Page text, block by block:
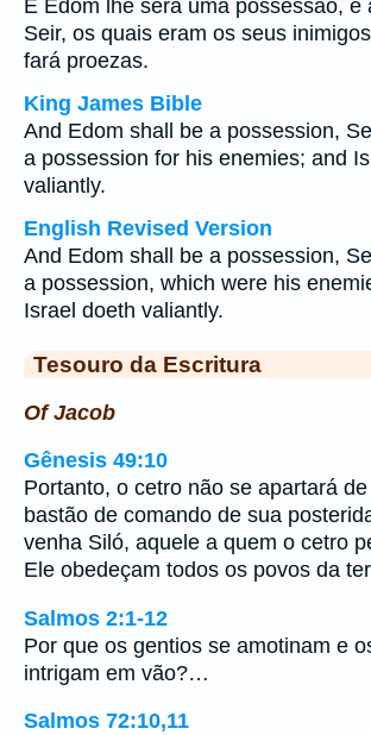
E Edom lhe será uma possessão, e
Seir, os quais eram os seus
fará proezas.
King James Bible
And Edom shall be a possession,
a possession for his enemies; and
valiantly.
English Revised Version
And Edom shall be a possession,
a possession, which were his
Israel doeth valiantly.
Tesouro da Escritura
Of Jacob
Gênesis 49:10
Portanto, o cetro não se apartará
bastão de comando de sua
venha Siló, aquele a quem o cetro
Ele obedeçam todos os povos da
Salmos 2:1-12
Por que os gentios se amotinam e
intrigam em vão?…
Salmos 72:10,11